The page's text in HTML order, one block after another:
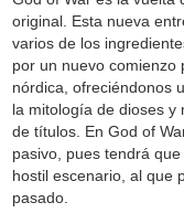
original. Esta nueva
varios de los
por un nuevo comienzo
nórdica, ofreciéndonos
la mitología de dioses y
de títulos. En God of
pasivo, pues tendrá
hostil escenario, al que
pasado.